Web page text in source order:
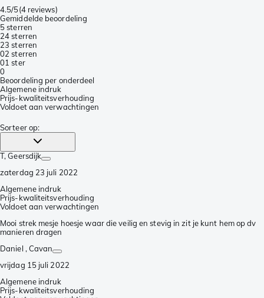
4.5/5(4 reviews)
Gemiddelde beoordeling
5 sterren
24 sterren
23 sterren
02 sterren
01 ster
0
Beoordeling per onderdeel
Algemene indruk
Prijs-kwaliteitsverhouding
Voldoet aan verwachtingen
Sorteer op:
T, Geersdijk
zaterdag 23 juli 2022
Algemene indruk
Prijs-kwaliteitsverhouding
Voldoet aan verwachtingen
Mooi strek mesje hoesje waar die veilig en stevig in zit je kunt hem op dv
manieren dragen
Daniel , Cavan
vrijdag 15 juli 2022
Algemene indruk
Prijs-kwaliteitsverhouding